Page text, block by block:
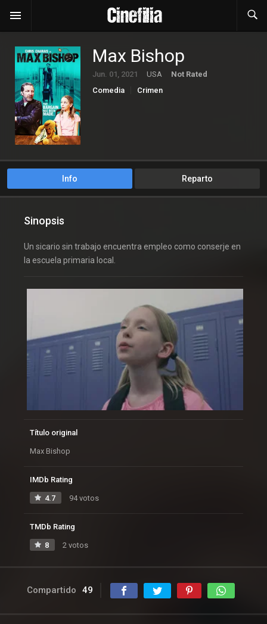
Max Bishop
Jun. 01, 2021 USA
Not Rated
Comedia
Crimen
Info Reparto
Sinopsis
Un sicario sin trabajo encuentra empleo como conserje en
la escuela primaria local.
Título original
Max Bishop
IMDb Rating
4.7 94 votos
TMDb Rating
8 2 votos
Compartido 49